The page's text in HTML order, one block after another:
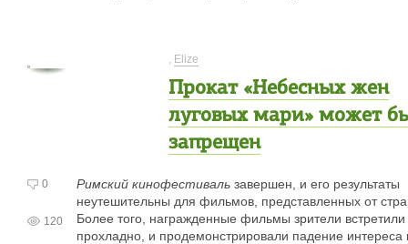
, Elize
Прокат «Небесных жен
луговых мари» может
запрещен
0
120
Римский кинофестивальзавершен, и его результаты
неутешительны для фильмов, представленных от
Более того, награжденные фильмы зрители встретили
прохладно, и продемонстрировали падение интереса